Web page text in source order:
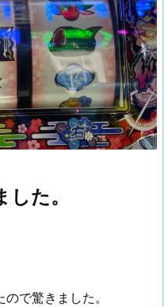
た。
で驚きました。